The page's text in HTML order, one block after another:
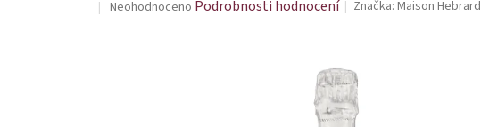
Průměrné hodnocení produktu je 0,0 z 5 hvězdiček.
Neohodnoceno Podrobnosti hodnocení Značka:Maison Hebrard